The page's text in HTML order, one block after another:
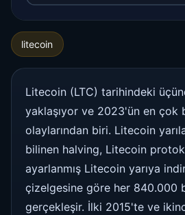
litecoin
Litecoin (LTC) tarihindeki
yaklaşıyor ve 2023'ün en çok
olaylarından biri. Litecoin
bilinen halving, Litecoin
ayarlanmış Litecoin yarıya
çizelgesine göre her 840.000
gerçekleşir. İlki 2015'te ve